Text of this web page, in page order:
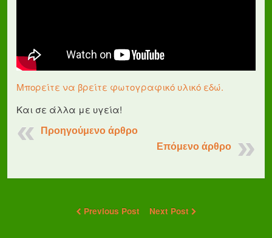
Μπορείτε να βρείτε φωτογραφικό υλικό εδώ.
Και σε άλλα με υγεία!
Προηγούμενο άρθρο
Επόμενο άρθρο
Previous Post Next Post